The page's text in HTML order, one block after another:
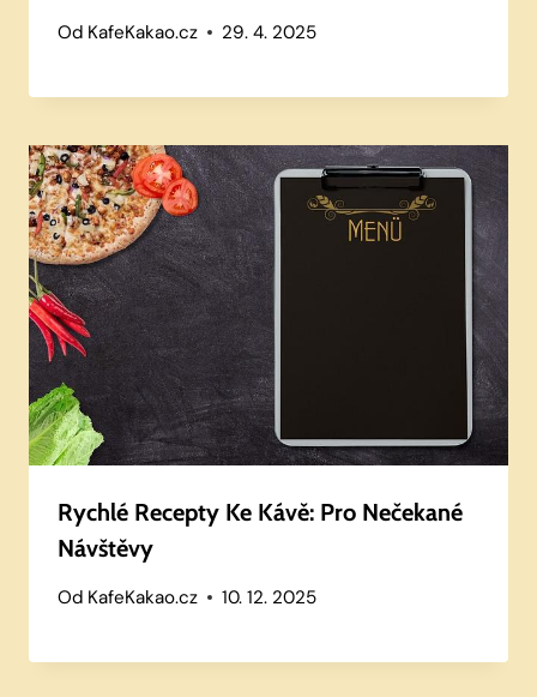
Od KafeKakao.cz 29. 4. 2025
Rychlé Recepty Ke Kávě: Pro Nečekané
Návštěvy
Od KafeKakao.cz 10. 12. 2025